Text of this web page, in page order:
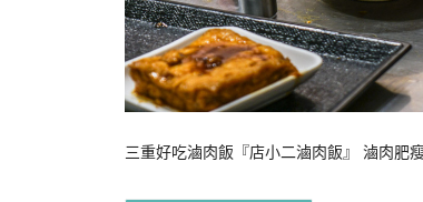
三重好吃滷肉飯『店小二滷肉飯』 滷肉肥